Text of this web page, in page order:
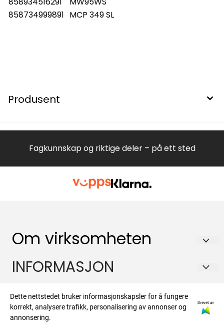
858734999891 MCP 349 SL
Produsent
Fagkunnskap og riktige deler – på ett sted
Om virksomheten
Hvitevareteknikk AS
1481 Hagan
Org. nr. 988573450
INFORMASJON
Salgsbetingelser
Forsendelse og retur
Kontakt
Om oss
Nyhetsbrev
Dette nettstedet bruker informasjonskapsler for å fungere
korrekt, analysere trafikk, personalisering av annonser og
annonsering.
Drevet av